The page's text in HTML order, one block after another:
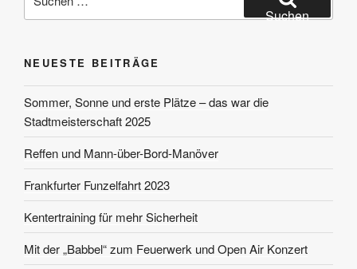
nach:
Suchen
NEUESTE BEITRÄGE
Sommer, Sonne und erste Plätze – das war die
Stadtmeisterschaft 2025
Reffen und Mann-über-Bord-Manöver
Frankfurter Funzelfahrt 2023
Kentertraining für mehr Sicherheit
Mit der „Babbel“ zum Feuerwerk und Open Air Konzert